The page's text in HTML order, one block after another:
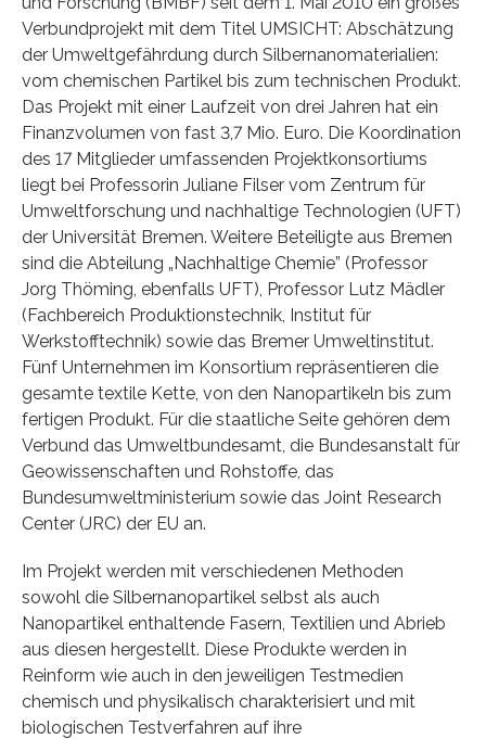
Verbundprojekt mit dem Titel UMSICHT: Abschätzung
der Umweltgefährdung durch Silbernanomaterialien:
vom chemischen Partikel bis zum technischen Produkt.
Das Projekt mit einer Laufzeit von drei Jahren hat ein
Finanzvolumen von fast 3,7 Mio. Euro. Die Koordination
des 17 Mitglieder umfassenden Projektkonsortiums
liegt bei Professorin Juliane Filser vom Zentrum für
Umweltforschung und nachhaltige Technologien (UFT)
der Universität Bremen. Weitere Beteiligte aus Bremen
sind die Abteilung „Nachhaltige Chemie” (Professor
Jorg Thöming, ebenfalls UFT), Professor Lutz Mädler
(Fachbereich Produktionstechnik, Institut für
Werkstofftechnik) sowie das Bremer Umweltinstitut.
Fünf Unternehmen im Konsortium repräsentieren die
gesamte textile Kette, von den Nanopartikeln bis zum
fertigen Produkt. Für die staatliche Seite gehören dem
Verbund das Umweltbundesamt, die Bundesanstalt für
Geowissenschaften und Rohstoffe, das
Bundesumweltministerium sowie das Joint Research
Center (JRC) der EU an.
Im Projekt werden mit verschiedenen Methoden
sowohl die Silbernanopartikel selbst als auch
Nanopartikel enthaltende Fasern, Textilien und Abrieb
aus diesen hergestellt. Diese Produkte werden in
Reinform wie auch in den jeweiligen Testmedien
chemisch und physikalisch charakterisiert und mit
biologischen Testverfahren auf ihre